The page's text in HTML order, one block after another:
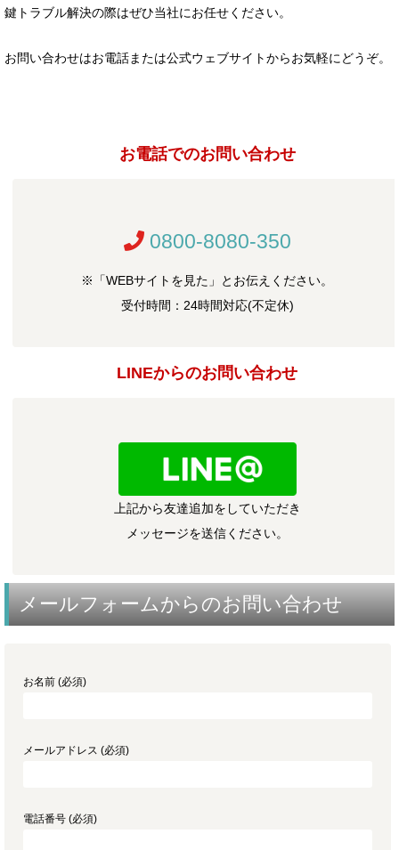
鍵トラブル解決の際はぜひ当社にお任せください。
お問い合わせはお電話または公式ウェブサイトからお気軽にどうぞ。
お電話でのお問い合わせ
0800-8080-350
※「WEBサイトを見た」とお伝えください。
受付時間：24時間対応(不定休)
LINEからのお問い合わせ
上記から友達追加をしていただき
メッセージを送信ください。
メールフォームからのお問い合わせ
お名前 (必須)
メールアドレス (必須)
電話番号 (必須)